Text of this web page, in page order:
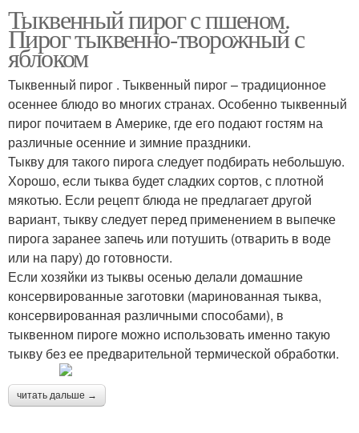
Тыквенный пирог с пшеном.
Пирог тыквенно-творожный с
яблоком
Тыквенный пирог . Тыквенный пирог – традиционное
осеннее блюдо во многих странах. Особенно тыквенный
пирог почитаем в Америке, где его подают гостям на
различные осенние и зимние праздники.
Тыкву для такого пирога следует подбирать небольшую.
Хорошо, если тыква будет сладких сортов, с плотной
мякотью. Если рецепт блюда не предлагает другой
вариант, тыкву следует перед применением в выпечке
пирога заранее запечь или потушить (отварить в воде
или на пару) до готовности.
Если хозяйки из тыквы осенью делали домашние
консервированные заготовки (маринованная тыква,
консервированная различными способами), в
тыквенном пироге можно использовать именно такую
тыкву без ее предварительной термической обработки.
читать дальше →